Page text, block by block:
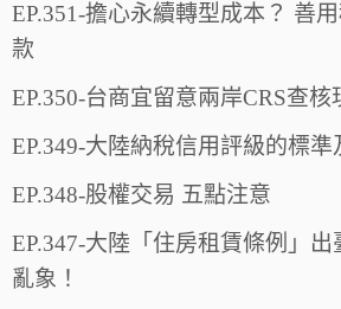
EP.351-擔心永續轉型成本？ 善
款
EP.350-台商宜留意兩岸CRS查核
EP.349-大陸納稅信用評級的標準
EP.348-股權交易 五點注意
EP.347-大陸「住房租賃條例」
亂象！